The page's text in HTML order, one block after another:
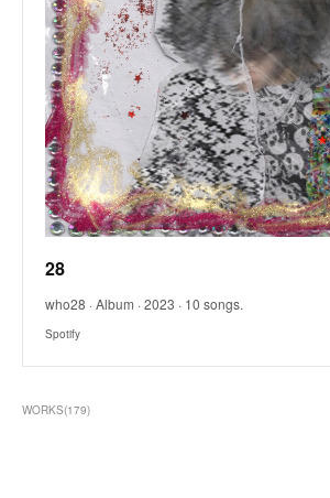
28
who28 · Album · 2023 · 10 songs.
Spotify
WORKS(179)